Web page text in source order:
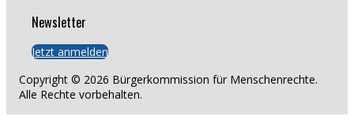
Newsletter
Jetzt anmelden
Copyright © 2026 Bürgerkommission für Menschenrechte.
Alle Rechte vorbehalten.